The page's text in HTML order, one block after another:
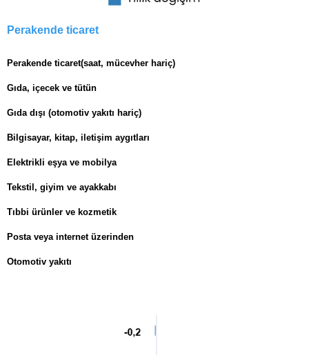
Perakende ticaret
Perakende ticaret(saat, mücevher hariç)
Gıda, içecek ve tütün
Gıda dışı (otomotiv yakıtı hariç)
Bilgisayar, kitap, iletişim aygıtları
Elektrikli eşya ve mobilya
Tekstil, giyim ve ayakkabı
Tıbbi ürünler ve kozmetik
Posta veya internet üzerinden
Otomotiv yakıtı